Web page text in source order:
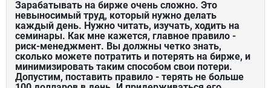
Зарабатывать на бирже очень сложно. Это
невыносимый труд, который нужно делать
каждый день. Нужно читать, изучать, ходить на
семинары. Как мне кажется, главное правило -
риск-менеджмент. Вы должны четко знать,
сколько можете потратить и потерять на бирже, и
минимизировать таким способом свои потери.
Допустим, поставить правило - терять не больше